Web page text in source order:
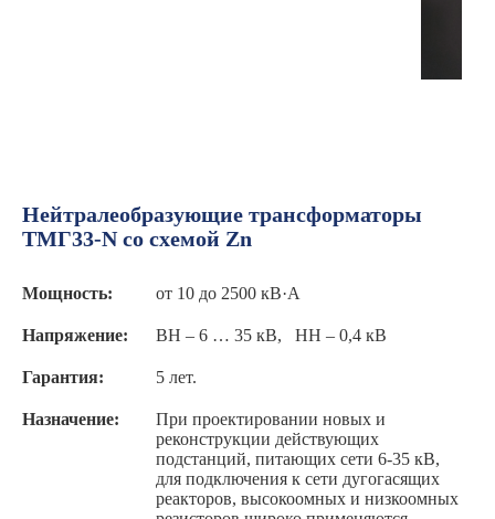
Нейтралеобразующие трансформаторы
ТМГ33-N со схемой Zn
Мощность: от 10 до 2500 кВ·A
Напряжение: ВН – 6 … 35 кВ, НН – 0,4 кВ
Гарантия: 5 лет.
Назначение:
При проектировании новых и
реконструкции действующих
подстанций, питающих сети 6-35 кВ,
для подключения к сети дугогасящих
реакторов, высокоомных и низкоомных